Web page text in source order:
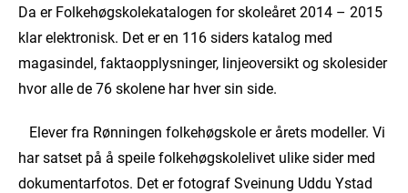
Da er Folkehøgskolekatalogen for skoleåret 2014 – 2015
klar elektronisk. Det er en 116 siders katalog med
magasindel, faktaopplysninger, linjeoversikt og skolesider
hvor alle de 76 skolene har hver sin side.
Elever fra Rønningen folkehøgskole er årets modeller. Vi
har satset på å speile folkehøgskolelivet ulike sider med
dokumentarfotos. Det er fotograf Sveinung Uddu Ystad